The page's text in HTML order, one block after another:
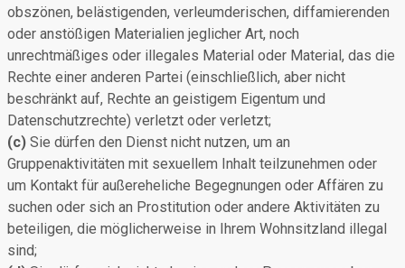
obszönen, belästigenden, verleumderischen, diffamierenden
oder anstößigen Materialien jeglicher Art, noch
unrechtmäßiges oder illegales Material oder Material, das die
Rechte einer anderen Partei (einschließlich, aber nicht
beschränkt auf, Rechte an geistigem Eigentum und
Datenschutzrechte) verletzt oder verletzt;
(c) Sie dürfen den Dienst nicht nutzen, um an
Gruppenaktivitäten mit sexuellem Inhalt teilzunehmen oder
um Kontakt für außereheliche Begegnungen oder Affären zu
suchen oder sich an Prostitution oder andere Aktivitäten zu
beteiligen, die möglicherweise in Ihrem Wohnsitzland illegal
sind;